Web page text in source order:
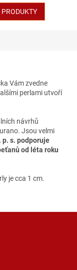
Vám zvedne
perlami utvoří
návrhů
Jsou velmi
p. s. podporuje
od léta roku
je cca 1 cm.